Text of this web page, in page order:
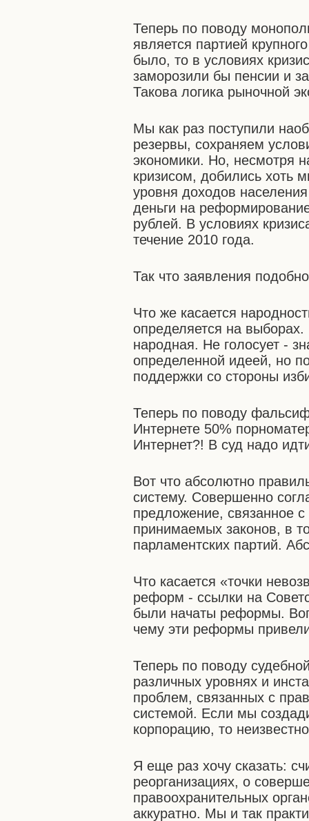
Теперь по поводу
является партией
было, то в условиях
заморозили бы пенсии и
Такова логика рыночной
Мы как раз поступили
резервы, сохраняем
экономики. Но, несмотря
кризисом, добились хоть
уровня доходов
деньги на
рублей. В условиях
течение 2010 года.
Так что заявления
Что же касается
определяется на
народная. Не голосует -
определенной идеей, но
поддержки со стороны
Теперь по поводу
Интернете 50%
Интернет?! В суд надо
Вот что абсолютно
систему. Совершенно
предложение, связанное с
принимаемых законов, в
парламентских партий.
Что касается «точки
реформ - ссылки на
были начаты реформы.
чему эти реформы
Теперь по поводу
различных уровнях и
проблем, связанных с
системой. Если мы
корпорацию, то
Я еще раз хочу сказать:
реорганизациях, о
правоохранительных
аккуратно. Мы и так